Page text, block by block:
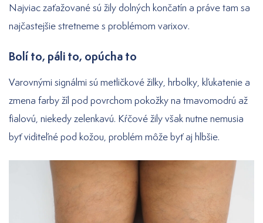
Najviac zaťažované sú žily dolných končatín a práve tam sa
najčastejšie stretneme s problémom varixov.
Bolí to, páli to, opúcha to
Varovnými signálmi sú metličkové žilky, hrbolky, kľukatenie a
zmena farby žíl pod povrchom pokožky na tmavomodrú až
fialovú, niekedy zelenkavú. Kŕčové žily však nutne nemusia
byť viditeľné pod kožou, problém môže byť aj hlbšie.